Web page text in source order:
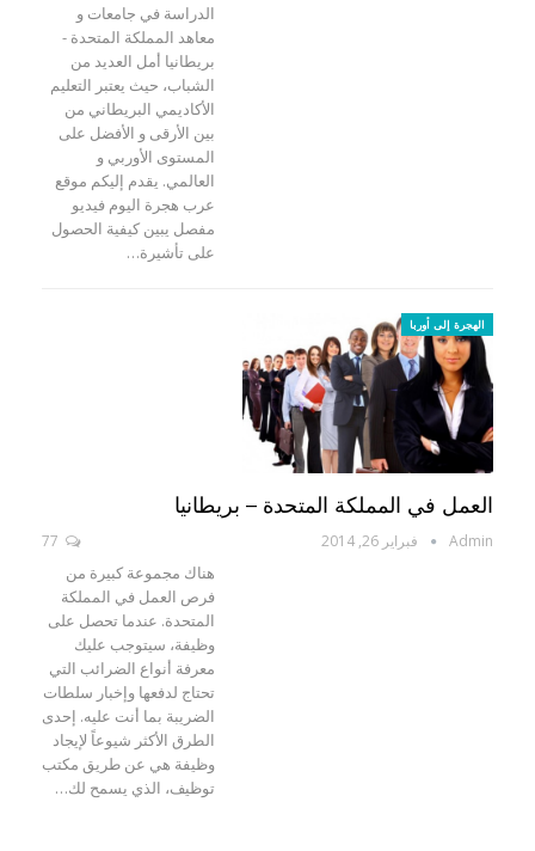
الدراسة في جامعات و
معاهد المملكة المتحدة -
بريطانيا أمل العديد من
الشباب، حيث يعتبر التعليم
الأكاديمي البريطاني من
بين الأرقى و الأفضل على
المستوى الأوربي و
العالمي. يقدم إليكم موقع
عرب هجرة اليوم فيديو
مفصل يبين كيفية ‫الحصول
على تأشيرة…
الهجرة إلى أوربا
العمل في المملكة المتحدة – بريطانيا
Admin فبراير 26, 2014
هناك مجموعة كبيرة من
فرص العمل في المملكة
المتحدة. عندما تحصل على
وظيفة، سيتوجب عليك
معرفة أنواع الضرائب التي
تحتاج لدفعها وإخبار سلطات
الضريبة بما أنت عليه. إحدى
الطرق الأكثر شيوعاً لإيجاد
وظيفة هي عن طريق مكتب
توظيف، الذي يسمح لك…